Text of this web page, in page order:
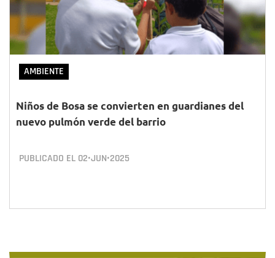
AMBIENTE
Niños de Bosa se convierten en guardianes del
nuevo pulmón verde del barrio
PUBLICADO EL 02•JUN•2025